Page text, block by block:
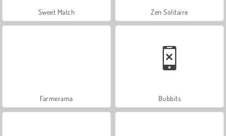
Sweet Match Zen Solitaire
Farmerama Bubbits